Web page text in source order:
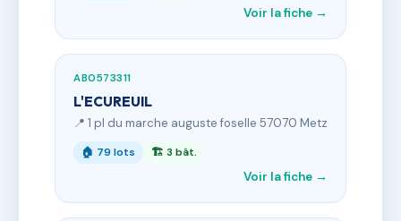
Voir la fiche →
AB0573311
L'ECUREUIL
📍 1 pl du marche auguste foselle 57070 Metz
🏠 79 lots 🏗 3 bât.
Voir la fiche →